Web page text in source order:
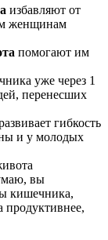
избавляют от
женщинам
помогают им
уже через 1
перенесших
гибкость
и у молодых
вы
кишечника,
продуктивнее,